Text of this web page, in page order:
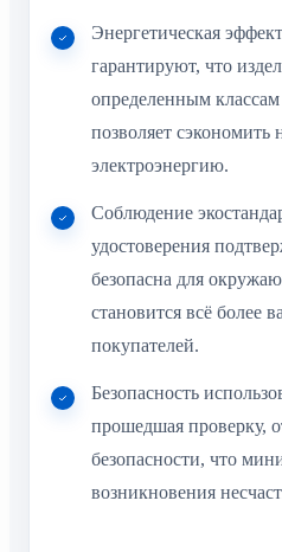
Энергетическая
гарантируют, что
определенным
позволяет сэкономить
электроэнергию.
Соблюдение
удостоверения
безопасна для
становится всё более
покупателей.
Безопасность
прошедшая проверку,
безопасности, что
возникновения